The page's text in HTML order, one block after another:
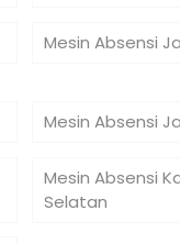
Mesin Absensi
Mesin Absensi
Mesin Absensi
Selatan